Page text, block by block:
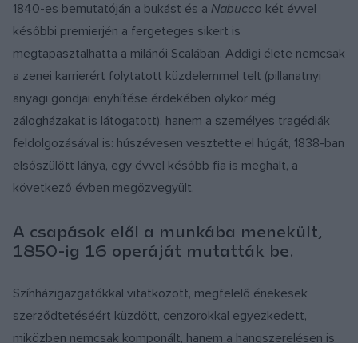
1840-es bemutatóján a bukást és a Nabucco két évvel
későbbi premierjén a fergeteges sikert is
megtapasztalhatta a milánói Scalában. Addigi élete nemcsak
a zenei karrierért folytatott küzdelemmel telt (pillanatnyi
anyagi gondjai enyhítése érdekében olykor még
zálogházakat is látogatott), hanem a személyes tragédiák
feldolgozásával is: húszévesen vesztette el húgát, 1838-ban
elsőszülött lánya, egy évvel később fia is meghalt, a
következő évben megözvegyült.
A csapások elől a munkába menekült,
1850-ig 16 operáját mutatták be.
Színházigazgatókkal vitatkozott, megfelelő énekesek
szerződtetéséért küzdött, cenzorokkal egyezkedett,
miközben nemcsak komponált, hanem a hangszerelésen is